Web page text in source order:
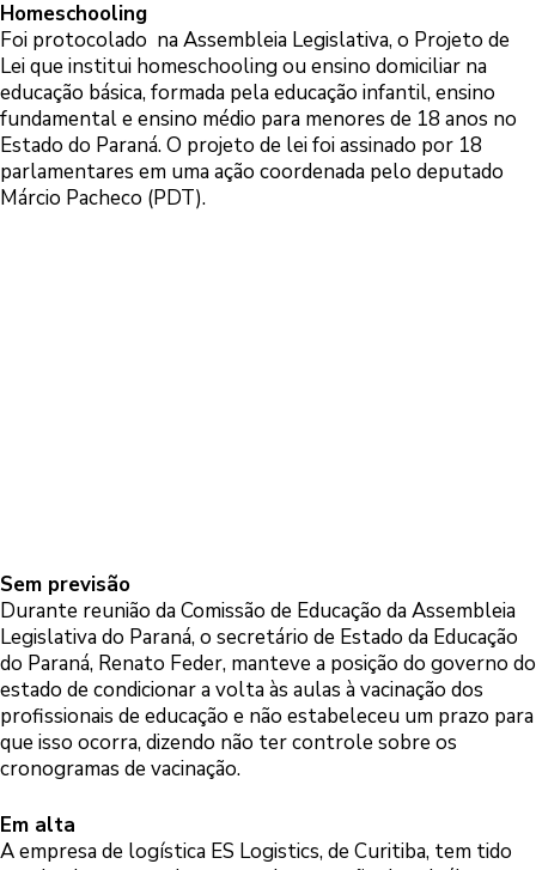
Homeschooling
Foi protocolado na Assembleia Legislativa, o Projeto de
Lei que institui homeschooling ou ensino domiciliar na
educação básica, formada pela educação infantil, ensino
fundamental e ensino médio para menores de 18 anos no
Estado do Paraná. O projeto de lei foi assinado por 18
parlamentares em uma ação coordenada pelo deputado
Márcio Pacheco (PDT).
Sem previsão
Durante reunião da Comissão de Educação da Assembleia
Legislativa do Paraná, o secretário de Estado da Educação
do Paraná, Renato Feder, manteve a posição do governo do
estado de condicionar a volta às aulas à vacinação dos
profissionais de educação e não estabeleceu um prazo para
que isso ocorra, dizendo não ter controle sobre os
cronogramas de vacinação.
Em alta
A empresa de logística ES Logistics, de Curitiba, tem tido